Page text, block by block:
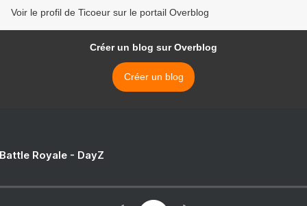
Voir le profil de Ticoeur sur le portail Overblog
Créer un blog sur Overblog
Créer un blog
Royale - DayZ